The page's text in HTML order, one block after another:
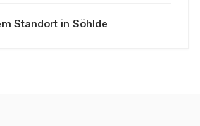
Standort in Söhlde